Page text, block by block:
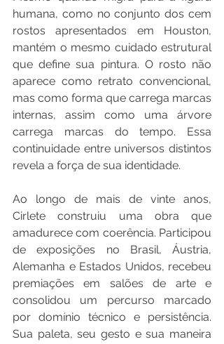
humana, como no conjunto dos cem
rostos apresentados em Houston,
mantém o mesmo cuidado estrutural
que define sua pintura. O rosto não
aparece como retrato convencional,
mas como forma que carrega marcas
internas, assim como uma árvore
carrega marcas do tempo. Essa
continuidade entre universos distintos
revela a força de sua identidade.
Ao longo de mais de vinte anos,
Cirlete construiu uma obra que
amadurece com coerência. Participou
de exposições no Brasil, Áustria,
Alemanha e Estados Unidos, recebeu
premiações em salões de arte e
consolidou um percurso marcado
por domínio técnico e persistência.
Sua paleta, seu gesto e sua maneira